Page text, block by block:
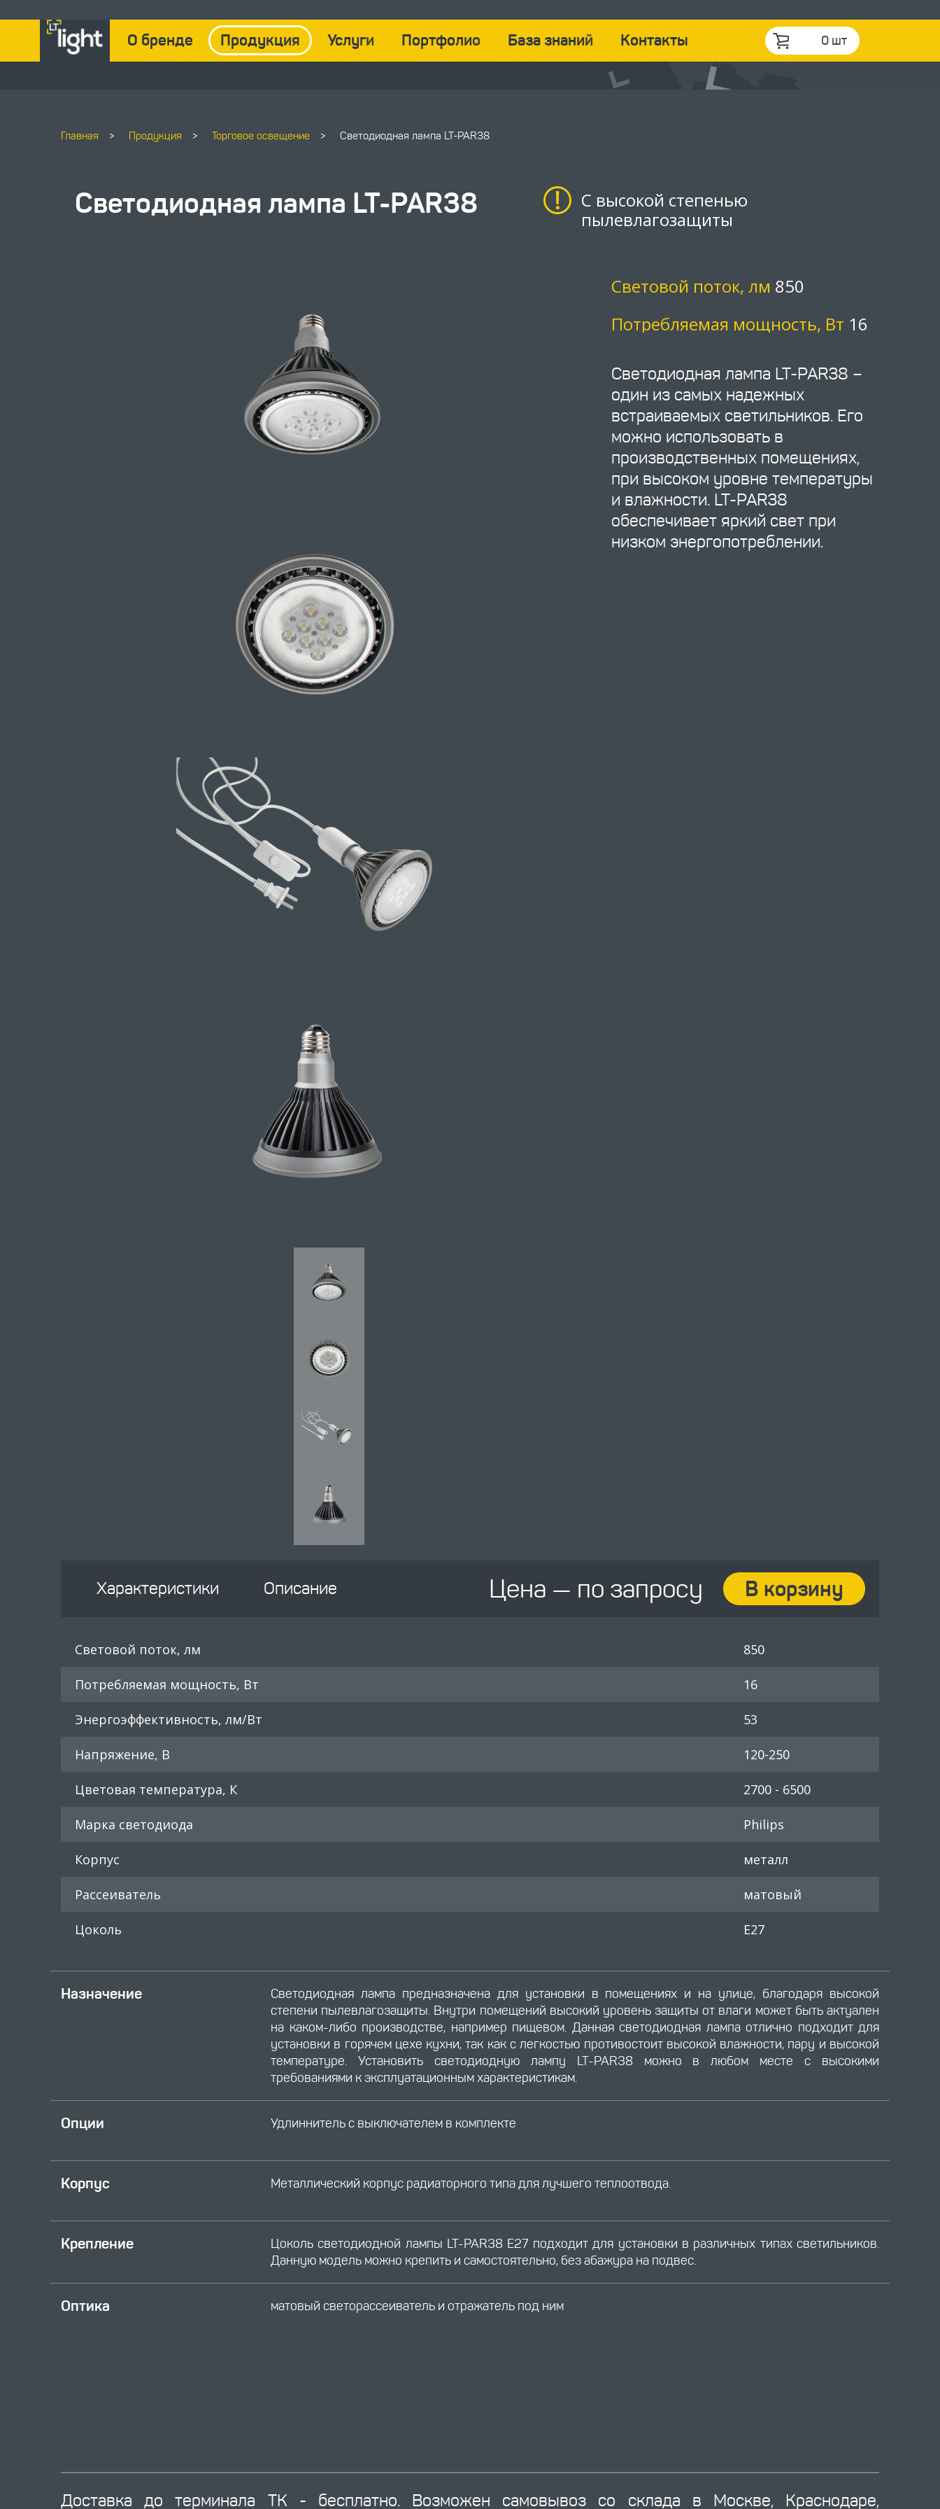
О бренде Продукция Услуги Портфолио База знаний Контакты 0 шт
Главная > Продукция > Торговое освещение > Светодиодная лампа LT-PAR38
Светодиодная лампа LT-PAR38
С высокой степенью
пылевлагозащиты
Световой поток, лм 850
Потребляемая мощность, Вт 16
Светодиодная лампа LT-PAR38 –
один из самых надежных
встраиваемых светильников. Его
можно использовать в
производственных помещениях,
при высоком уровне температуры
и влажности. LT-PAR38
обеспечивает яркий свет при
низком энергопотреблении.
Характеристики Описание Цена — по запросу В корзину
Световой поток, лм 850
Потребляемая мощность, Вт 16
Энергоэффективность, лм/Вт 53
Напряжение, В 120-250
Цветовая температура, К 2700 - 6500
Марка светодиода Philips
Корпус металл
Рассеиватель матовый
Цоколь E27
Назначение
Светодиодная лампа предназначена для установки в помещениях и на улице, благодаря высокой
степени пылевлагозащиты. Внутри помещений высокий уровень защиты от влаги может быть актуален
на каком-либо производстве, например пищевом. Данная светодиодная лампа отлично подходит для
установки в горячем цехе кухни, так как с легкостью противостоит высокой влажности, пару и высокой
температуре. Установить светодиодную лампу LT-PAR38 можно в любом месте с высокими
требованиями к эксплуатационным характеристикам.
Опции Удлиннитель с выключателем в комплекте
Корпус Металлический корпус радиаторного типа для лучшего теплоотвода.
Крепление
Цоколь светодиодной лампы LT-PAR38 E27 подходит для установки в различных типах светильников.
Данную модель можно крепить и самостоятельно, без абажура на подвес.
Оптика матовый светорассеиватель и отражатель под ним
Доставка до терминала ТК - бесплатно. Возможен самовывоз со склада в Москве, Краснодаре,